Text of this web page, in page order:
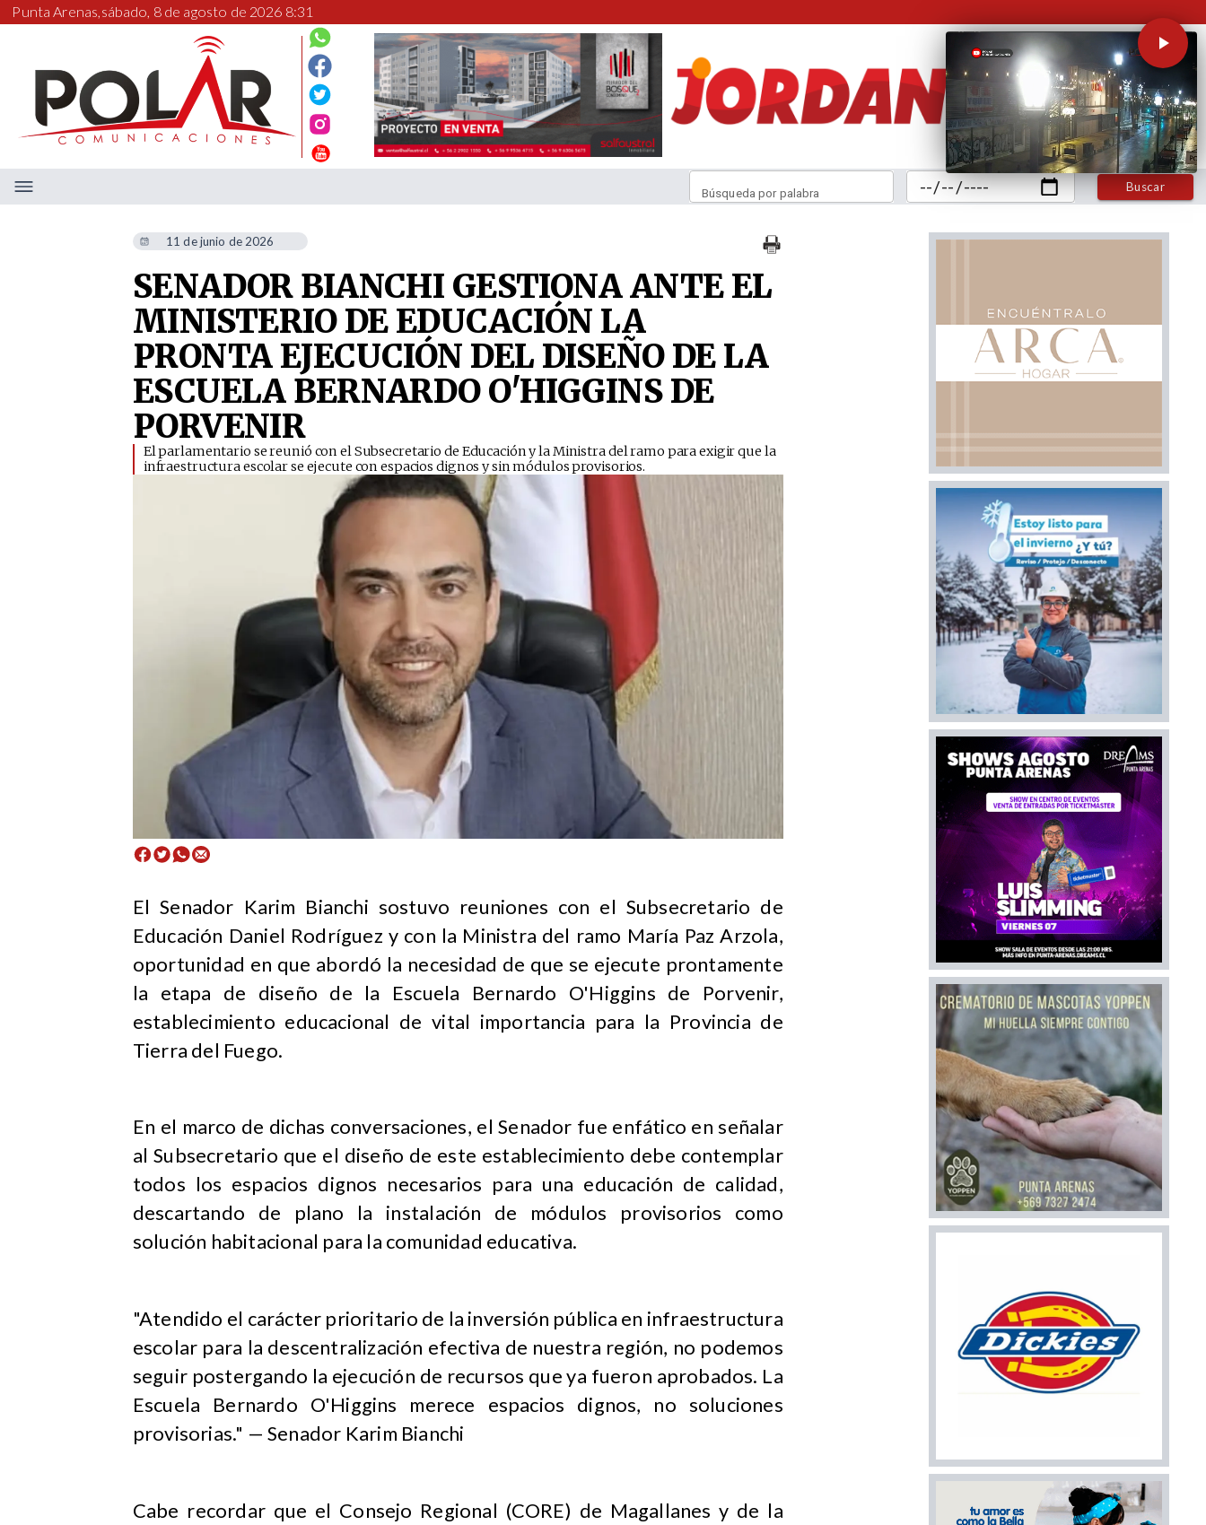
Punta Arenas,sábado, 8 de agosto de 2026 8:31
Buscar
Búsqueda por palabra
11 de junio de 2026
SENADOR BIANCHI GESTIONA ANTE EL
MINISTERIO DE EDUCACIÓN LA
PRONTA EJECUCIÓN DEL DISEÑO DE LA
ESCUELA BERNARDO O'HIGGINS DE
PORVENIR
El parlamentario se reunió con el Subsecretario de Educación y la Ministra del ramo para exigir que la
infraestructura escolar se ejecute con espacios dignos y sin módulos provisorios.
El Senador Karim Bianchi sostuvo reuniones con el Subsecretario de
Educación Daniel Rodríguez y con la Ministra del ramo María Paz Arzola,
oportunidad en que abordó la necesidad de que se ejecute prontamente
la etapa de diseño de la Escuela Bernardo O'Higgins de Porvenir,
establecimiento educacional de vital importancia para la Provincia de
Tierra del Fuego.
En el marco de dichas conversaciones, el Senador fue enfático en señalar
al Subsecretario que el diseño de este establecimiento debe contemplar
todos los espacios dignos necesarios para una educación de calidad,
descartando de plano la instalación de módulos provisorios como
solución habitacional para la comunidad educativa.
"Atendido el carácter prioritario de la inversión pública en infraestructura
escolar para la descentralización efectiva de nuestra región, no podemos
seguir postergando la ejecución de recursos que ya fueron aprobados. La
Escuela Bernardo O'Higgins merece espacios dignos, no soluciones
provisorias." — Senador Karim Bianchi
Cabe recordar que el Consejo Regional (CORE) de Magallanes y de la